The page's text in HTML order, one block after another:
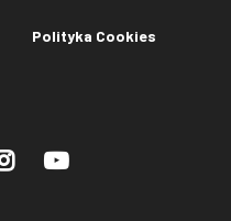
Polityka Cookies